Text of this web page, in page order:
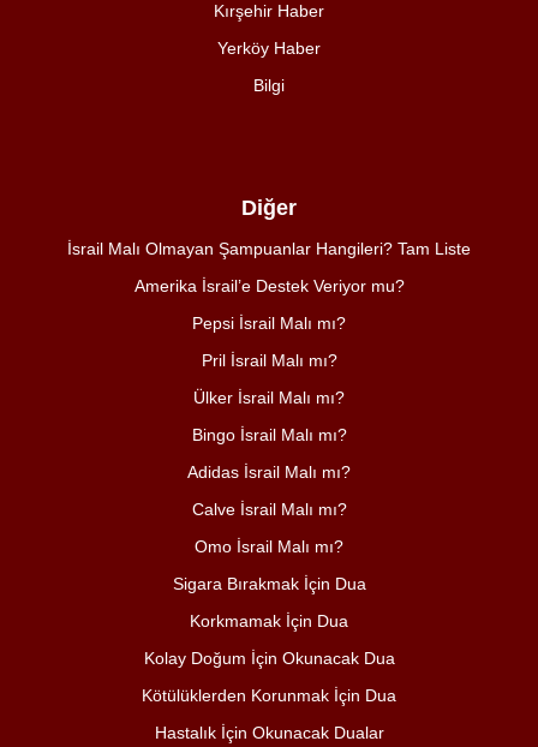
Kırşehir Haber
Yerköy Haber
Bilgi
Diğer
İsrail Malı Olmayan Şampuanlar Hangileri? Tam Liste
Amerika İsrail’e Destek Veriyor mu?
Pepsi İsrail Malı mı?
Pril İsrail Malı mı?
Ülker İsrail Malı mı?
Bingo İsrail Malı mı?
Adidas İsrail Malı mı?
Calve İsrail Malı mı?
Omo İsrail Malı mı?
Sigara Bırakmak İçin Dua
Korkmamak İçin Dua
Kolay Doğum İçin Okunacak Dua
Kötülüklerden Korunmak İçin Dua
Hastalık İçin Okunacak Dualar